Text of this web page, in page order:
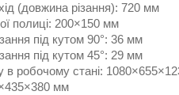
(довжина різання): 720 мм
полиці: 200×150 мм
під кутом 90°: 36 мм
під кутом 45°: 29 мм
в робочому стані:
мм